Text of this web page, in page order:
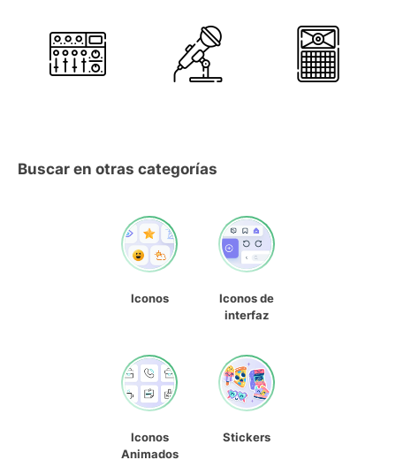
Buscar en otras categorías
Iconos
Iconos de
interfaz
Iconos
Animados
Stickers